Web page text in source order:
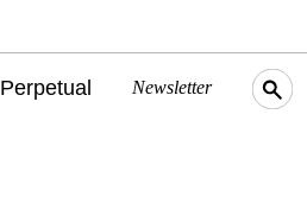
Perpetual Newsletter